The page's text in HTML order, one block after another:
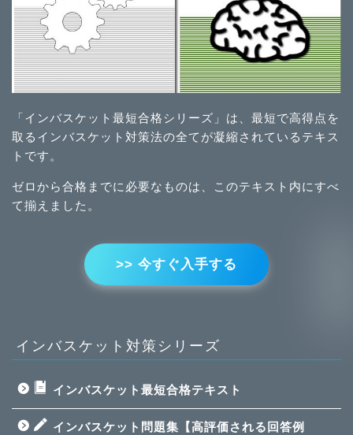
「インバスケット最短合格シリーズ」は、最短で高得点を
取るインバスケット対策法の全てが凝縮されているテキス
トです。
ゼロから合格までに必要なものは、このテキスト内にすべ
て揃えました。
>> 今すぐ入手する
インバスケット対策シリーズ
インバスケット最短合格テキスト
インバスケット問題集【高評価される回答例